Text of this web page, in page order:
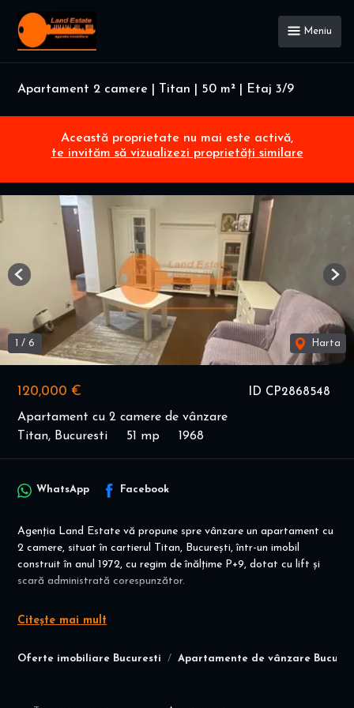
Meniu
Apartament 2 camere | Titan | 50 m² | Etaj 3/9
Această proprietate nu mai este activă,
te invităm să vizualizezi proprietăți similare
ID CP2868548
120,000 €
Apartament cu 2 camere de vânzare
Titan, Bucuresti
51 mp 1968
/ 6 Harta
Previous
Oferte imobiliare Bucuresti Apartamente de vânzare
WhatsApp Facebook
Agenția Land Estate vă propune spre vânzare un apartament cu
2 camere, situat în cartierul Titan, București, într-un imobil
construit în anul 1972, cu regim de înălțime P+9, dotat cu lift și
scară administrată corespunzător.
Compartimentare: semidecomandat
Citește mai mult